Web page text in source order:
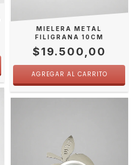
MIELERA METAL
FILIGRANA 10CM
$19.500,00